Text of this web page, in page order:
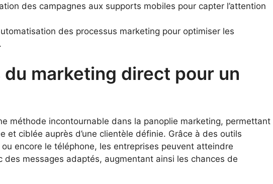
des campagnes aux supports mobiles pour capter l’attention
des processus marketing pour optimiser les
marketing direct pour un
méthode incontournable dans la panoplie marketing, permettant
et ciblée auprès d’une clientèle définie. Grâce à des outils
ou encore le téléphone, les entreprises peuvent atteindre
des messages adaptés, augmentant ainsi les chances de